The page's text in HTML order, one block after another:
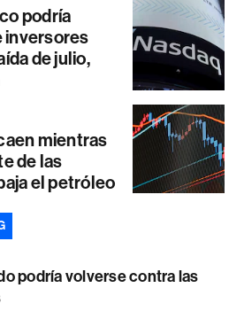
podría
inversores
de julio,
mientras
de las
el petróleo
podría volverse contra las